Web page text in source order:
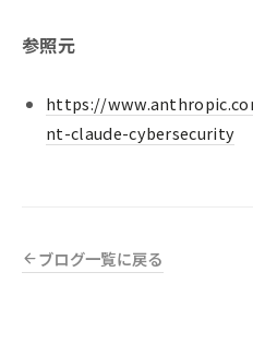
参照元
https://
nt-claude-cybersecurity
ブログ一覧に戻る